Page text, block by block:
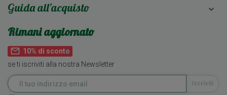
Guida all'acquisto 
Rimani aggiornato
mail_outline 10% di sconto
se ti iscriviti alla nostra Newsletter